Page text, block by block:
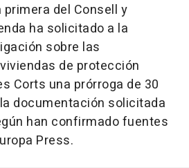
del Consell y
ha solicitado a la
sobre las
de protección
Corts una prórroga de 30
documentación solicitada
han confirmado fuentes
Press.